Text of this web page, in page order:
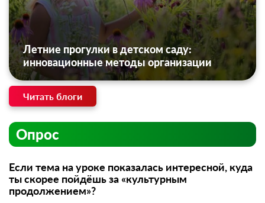
Летние прогулки в детском саду:
инновационные методы организации
Читать блоги
Опрос
Если тема на уроке показалась интересной, куда
ты скорее пойдёшь за «культурным
продолжением»?